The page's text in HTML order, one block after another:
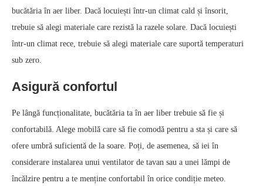
bucătăria în aer liber. Dacă locuiești într-un climat cald și însorit,
trebuie să alegi materiale care rezistă la razele solare. Dacă locuiești
într-un climat rece, trebuie să alegi materiale care suportă temperaturi
sub zero.
Asigură confortul
Pe lângă funcționalitate, bucătăria ta în aer liber trebuie să fie și
confortabilă. Alege mobilă care să fie comodă pentru a sta și care să
ofere umbră suficientă de la soare. Poți, de asemenea, să iei în
considerare instalarea unui ventilator de tavan sau a unei lămpi de
încălzire pentru a te menține confortabil în orice condiție meteo.